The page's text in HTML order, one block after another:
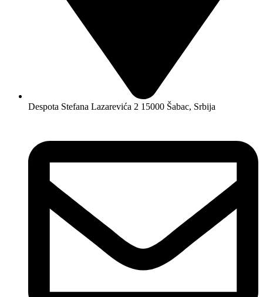
Despota Stefana Lazarevića 2 15000 Šabac, Srbija